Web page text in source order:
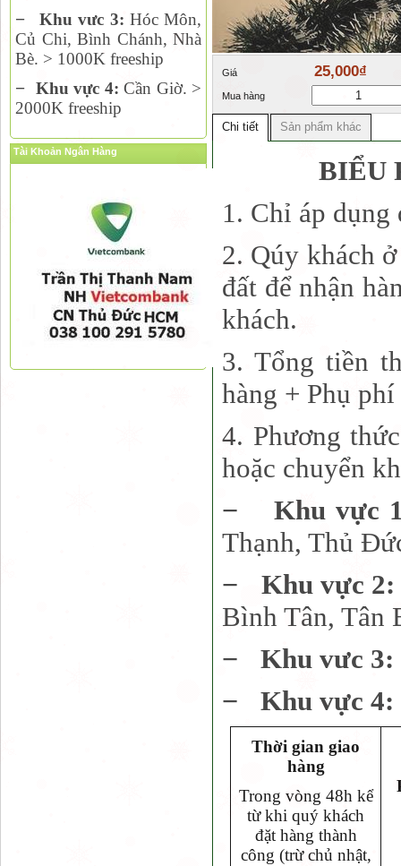
Giá 25,000₫
Mua hàng
Chi tiết Sản phẩm khác
BIỂU
1. Chỉ áp
2. Qúy khách
đất để nhận
khách.
3. Tổng tiền
hàng + Phụ
4. Phương
hoặc chuyển
−
Khu vực
Thạnh, Thủ
−
Khu vực
Bình Tân, Tân
−
Khu vưc 3:
−
Khu vực 4:
Thời gian giao
hàng
Trong vòng 48h kể
từ khi quý khách
đặt hàng thành
công (trừ chủ nhật,
−
Khu vưc 3: Hóc Môn,
Củ Chi, Bình Chánh, Nhà
Bè. > 1000K freeship
− Khu vực 4:Cần Giờ. >
2000K freeship
Tài Khoản Ngân Hàng